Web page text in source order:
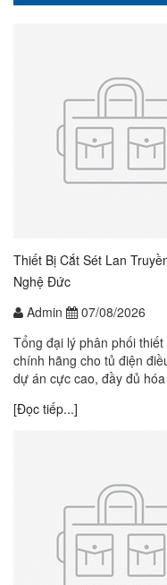
Thiết Bị Cắt Sét Lan
Nghệ Đức
Admin
07/08/2026
Tổng đại lý phân phối
chính hãng cho tủ điện
dự án cực cao, đầy đủ
[Đọc tiếp...]